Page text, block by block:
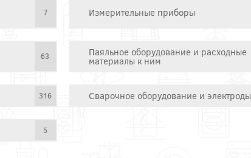
7 Измерительные приборы
63 Паяльное оборудование и расходные
материалы к ним
316 Сварочное оборудование и электроды
5